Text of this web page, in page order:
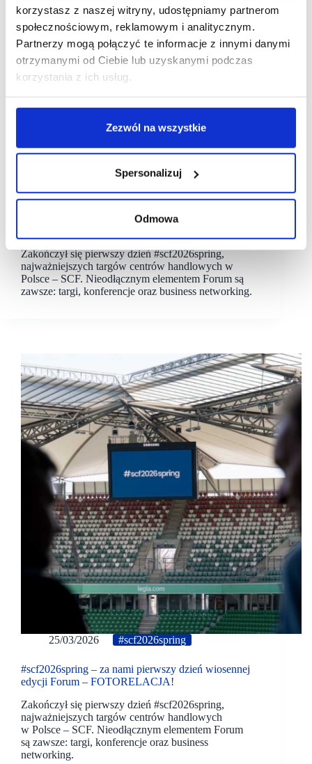
korzystasz z naszej witryny, udostępniamy partnerom
społecznościowym, reklamowym i analitycznym.
Partnerzy mogą połączyć te informacje z innymi danymi
otrzymanymi od Ciebie lub uzyskanymi podczas
korzystania z ich usług.
Zezwól na wszystkie
Spersonalizuj
Odmowa
25/03/2026 #scf2026spring
#scf2065spring – zakończyła się wiosenna edycja
Zakończył się pierwszy dzień #scf2026spring,
najważniejszych targów centrów handlowych w
Polsce – SCF. Nieodłącznym elementem Forum są
zawsze: targi, konferencje oraz business networking.
25/03/2026 #scf2026spring
#scf2026spring – za nami pierwszy dzień wiosennej
edycji Forum – FOTORELACJA!
Zakończył się pierwszy dzień #scf2026spring,
najważniejszych targów centrów handlowych
w Polsce – SCF. Nieodłącznym elementem Forum
są zawsze: targi, konferencje oraz business
networking.